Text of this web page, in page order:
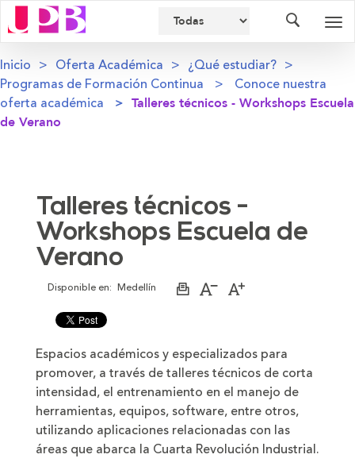
Inicio Oferta Académica
¿Qué estudiar?
Programas de Formación Continua
Conoce nuestra
oferta académica
Talleres técnicos - Workshops Escuela
de Verano
Talleres técnicos -
Workshops Escuela de
Verano
Disponible en: Medellín
ImprimirAumentar
letra
Disminuir
letra
Espacios académicos y especializados para
promover, a través de talleres técnicos de corta
intensidad, el entrenamiento en el manejo de
herramientas, equipos, software, entre otros,
utilizando aplicaciones relacionadas con las
áreas que abarca la Cuarta Revolución Industrial.